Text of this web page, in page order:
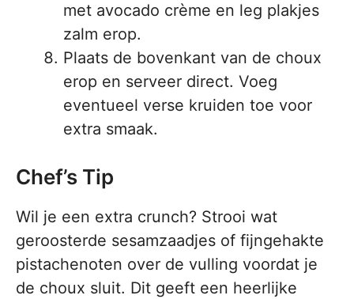
met avocado crème en leg plakjes
zalm erop.
Plaats de bovenkant van de choux
erop en serveer direct. Voeg
eventueel verse kruiden toe voor
extra smaak.
Chef’s Tip
Wil je een extra crunch? Strooi wat
geroosterde sesamzaadjes of fijngehakte
pistachenoten over de vulling voordat je
de choux sluit. Dit geeft een heerlijke